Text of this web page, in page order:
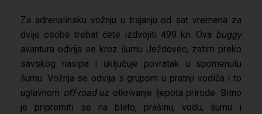
Za adrenalinsku vožnju u trajanju od sat vremena za
dvije osobe trebat ćete izdvojiti 499 kn. Ova buggy
avantura odvija se kroz šumu Ježdovec, zatim preko
savskog nasipa i uključuje povratak u spomenutu
šumu. Vožnja se odvija s grupom u pratnji vodiča i to
uglavnom off-roaduz otkrivanje ljepota prirode. Bitno
je pripremiti se na blato, prašinu, vodu, šumu i